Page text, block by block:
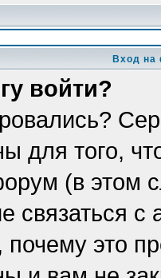
Вход на
войти?
для того,
(в этом
связаться
почему это